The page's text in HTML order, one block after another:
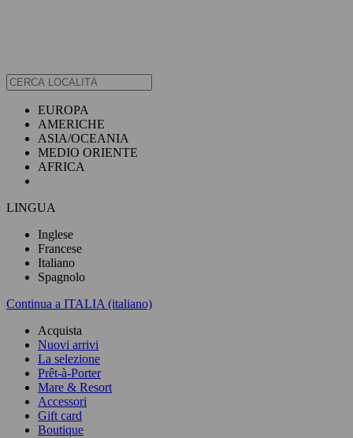
EUROPA
AMERICHE
ASIA/OCEANIA
MEDIO ORIENTE
AFRICA
LINGUA
Inglese
Francese
Italiano
Spagnolo
Continua a ITALIA (italiano)
Acquista
Nuovi arrivi
La selezione
Prêt-à-Porter
Mare & Resort
Accessori
Gift card
Boutique